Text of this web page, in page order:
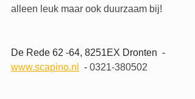
alleen leuk maar ook duurzaam bij!
De Rede 62 -64, 8251EX Dronten  -
www.scapino.nl
  -
0321-380502